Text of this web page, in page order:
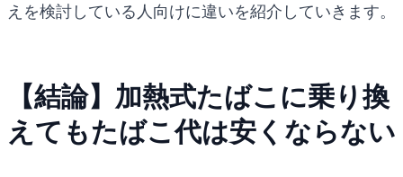
えを検討している人向けに違いを紹介していきます。
【結論】加熱式たばこに乗り換
えてもたばこ代は安くならない